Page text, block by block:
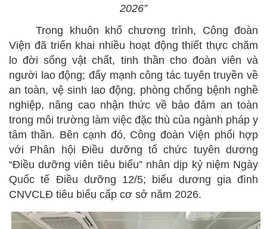
2026”
Trong khuôn khổ chương trình, Công đoàn
Viện đã triển khai nhiều hoạt động thiết thực chăm
lo đời sống vật chất, tinh thần cho đoàn viên và
người lao động; đẩy mạnh công tác tuyên truyền về
an toàn, vệ sinh lao động, phòng chống bệnh nghề
nghiệp, nâng cao nhận thức về bảo đảm an toàn
trong môi trường làm việc đặc thù của ngành pháp y
tâm thần. Bên cạnh đó, Công đoàn Viện phối hợp
với Phân hội Điều dưỡng tổ chức tuyên dương
“Điều dưỡng viên tiêu biểu” nhân dịp kỷ niệm Ngày
Quốc tế Điều dưỡng 12/5; biểu dương gia đình
CNVCLĐ tiêu biểu cấp cơ sở năm 2026.